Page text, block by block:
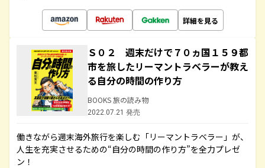
詳細を見る
Ｓ０２ 週末だけで７０ヵ国１５９都
市を旅したリーマントラベラーが教え
る自分の時間の作り方
BOOKS 旅の読み物
2022.07.21 発売
働きながら週末海外旅行を楽しむ「リーマントラベラー」が、
人生を充実させるための“自分の時間の作り方”を全力プレゼ
ン！